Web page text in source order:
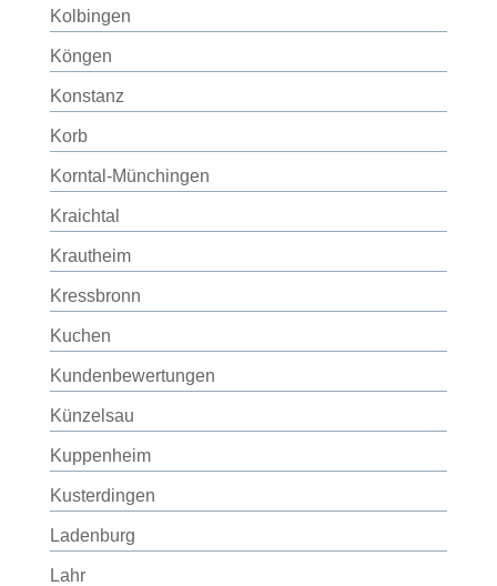
Kolbingen
Köngen
Konstanz
Korb
Korntal-Münchingen
Kraichtal
Krautheim
Kressbronn
Kuchen
Kundenbewertungen
Künzelsau
Kuppenheim
Kusterdingen
Ladenburg
Lahr